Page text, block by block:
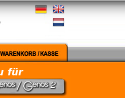
Jordaan & Juanita du Plessis // Kein